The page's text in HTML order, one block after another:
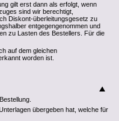
gilt erst dann als erfolgt, wenn
sind wir berechtigt,
Diskont-überleitungsgesetz zu
entgegengenommen und
zu Lasten des Bestellers. Für die
auf dem gleichen
worden ist.
übergeben hat, welche für